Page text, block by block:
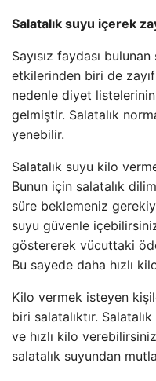
Salatalık suyu içerek
Sayısız faydası
etkilerinden biri de
nedenle diyet
gelmiştir. Salatalık
yenebilir.
Salatalık suyu kilo
Bunun için salatalık
süre beklemeniz
suyu güvenle
göstererek vücuttaki
Bu sayede daha hızlı
Kilo vermek isteyen
biri salatalıktır.
ve hızlı kilo
salatalık suyundan